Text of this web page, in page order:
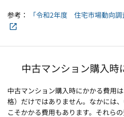
参考： 「令和2年度 住宅市場動向調
中古マンション購入時
中古マンション購入時にかかる費用
格）だけではありません。なかには
こそかかる費用もあります。それら